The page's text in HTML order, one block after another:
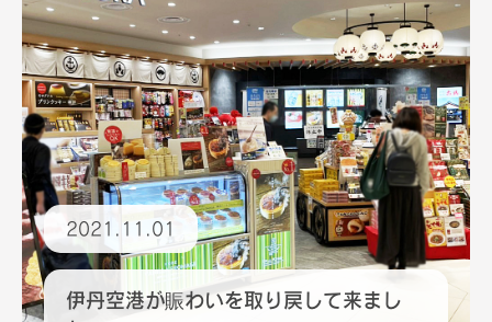
2021.11.01
伊丹空港が賑わいを取り戻して来まし